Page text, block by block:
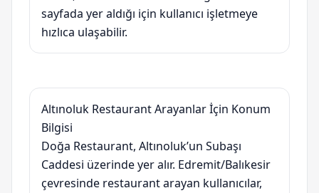
sayfada yer aldığı için kullanıcı işletmeye
hızlıca ulaşabilir.
Altınoluk Restaurant Arayanlar İçin Konum
Bilgisi
Doğa Restaurant, Altınoluk’un Subaşı
Caddesi üzerinde yer alır. Edremit/Balıkesir
çevresinde restaurant arayan kullanıcılar,